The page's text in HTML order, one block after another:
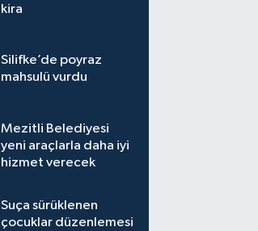
kira
Silifke’de poyraz
mahsulü vurdu
Mezitli Belediyesi
yeni araçlarla daha iyi
hizmet verecek
Suça sürüklenen
çocuklar düzenlemesi